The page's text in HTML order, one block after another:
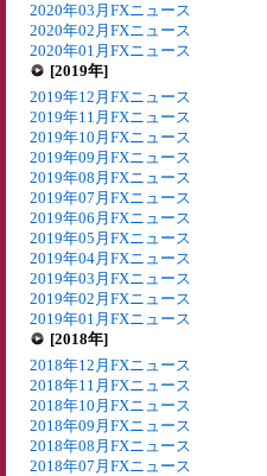
2020年03月FXニュース
2020年02月FXニュース
2020年01月FXニュース
[2019年]
2019年12月FXニュース
2019年11月FXニュース
2019年10月FXニュース
2019年09月FXニュース
2019年08月FXニュース
2019年07月FXニュース
2019年06月FXニュース
2019年05月FXニュース
2019年04月FXニュース
2019年03月FXニュース
2019年02月FXニュース
2019年01月FXニュース
[2018年]
2018年12月FXニュース
2018年11月FXニュース
2018年10月FXニュース
2018年09月FXニュース
2018年08月FXニュース
2018年07月FXニュース